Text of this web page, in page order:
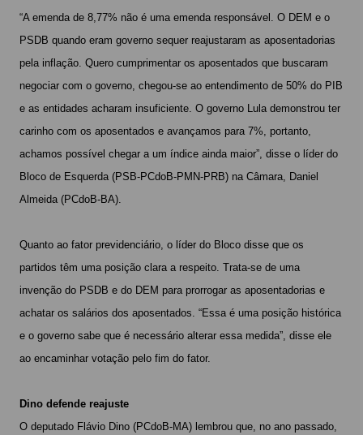
“A emenda de 8,77% não é uma emenda responsável. O DEM e o
PSDB quando eram governo sequer reajustaram as aposentadorias
pela inflação. Quero cumprimentar os aposentados que buscaram
negociar com o governo, chegou-se ao entendimento de 50% do PIB
e as entidades acharam insuficiente. O governo Lula demonstrou ter
carinho com os aposentados e avançamos para 7%, portanto,
achamos possível chegar a um índice ainda maior”, disse o líder do
Bloco de Esquerda (PSB-PCdoB-PMN-PRB) na Câmara, Daniel
Almeida (PCdoB-BA).
Quanto ao fator previdenciário, o líder do Bloco disse que os
partidos têm uma posição clara a respeito. Trata-se de uma
invenção do PSDB e do DEM para prorrogar as aposentadorias e
achatar os salários dos aposentados. “Essa é uma posição histórica
e o governo sabe que é necessário alterar essa medida”, disse ele
ao encaminhar votação pelo fim do fator.
Dino defende reajuste
O deputado Flávio Dino (PCdoB-MA) lembrou que, no ano passado,